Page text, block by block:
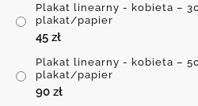
Plakat linearny - kobieta –
plakat/papier
45 zł
Plakat linearny - kobieta –
plakat/papier
90 zł